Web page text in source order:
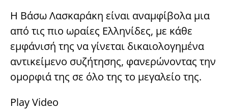
Η Βάσω Λασκαράκη είναι αναμφίβολα μια
από τις πιο ωραίες Ελληνίδες, με κάθε
εμφάνισή της να γίνεται δικαιολογημένα
αντικείμενο συζήτησης, φανερώνοντας την
ομορφιά της σε όλο της το μεγαλείο της.
Play Video